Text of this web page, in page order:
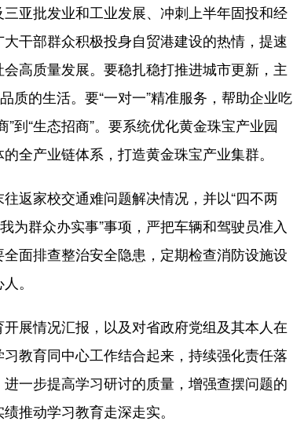
亚批发业和工业发展、冲刺上半年固投和经
干部群众积极投身自贸港建设的热情，提速
高质量发展。要稳扎稳打推进城市更新，主
质的生活。要“一对一”精准服务，帮助企业吃
到“生态招商”。要系统优化黄金珠宝产业园
全产业链体系，打造黄金珠宝产业集群。
家校交通难问题解决情况，并以“四不两
为群众办实事”事项，严把车辆和驾驶员准入
面排查整治安全隐患，定期检查消防设施设
。
展情况汇报，以及对省政府党组及其本人在
教育同中心工作结合起来，持续强化责任落
一步提高学习研讨的质量，增强查摆问题的
推动学习教育走深走实。